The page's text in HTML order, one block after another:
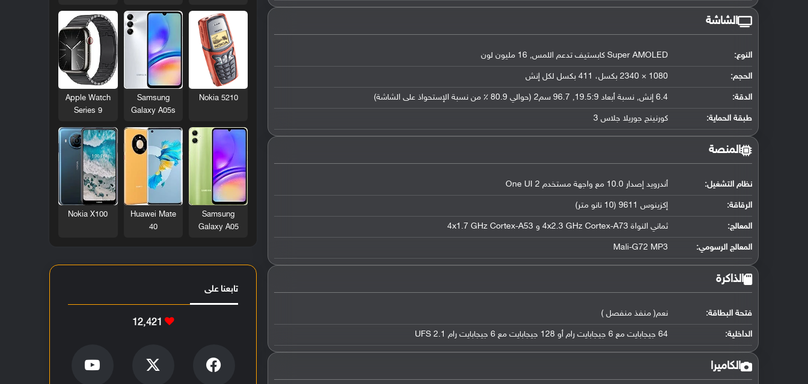
الشاشة
النوع: Super AMOLED كابستيف تدعم اللمس, 16 مليون لون
الحجم: 1080 × 2340 بكسل، 411 بكسل لكل إنش
الدقة: 6.4 إنش, نسبة أبعاد 19.5:9, 96.7 سم2 (حوالي 80.9 ٪ من نسبة الإستحواذ على الشاشة)
طبقة الحماية: كورنينج جوريلا جلاس 3
المنصة
نظام التشغيل: أندرويد إصدار 10.0 مع واجهة مستخدم One UI 2
الرقاقة: إكزينوس 9611 (10 نانو متر)
المعالج: ثماني النواة 4x2.3 GHz Cortex-A73 و 4x1.7 GHz Cortex-A53
المعالج الرسومي:
Mali-G72 MP3
الذاكرة
فتحة البطاقة: نعم( منفذ منفصل )
الداخلية: 64 جيجابايت مع 6 جيجابايت رام أو 128 جيجابايت مع 6 جيجابايت رام UFS 2.1
الكاميرا
Nokia 5210
Samsung
Galaxy A05s
Apple Watch
Series 9
Samsung
Galaxy A05
Huawei Mate
40
Nokia X100
تابعنا على
12٬421